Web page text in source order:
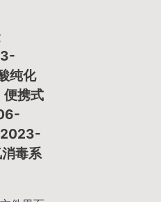
纯化
携式
2023-
毒系